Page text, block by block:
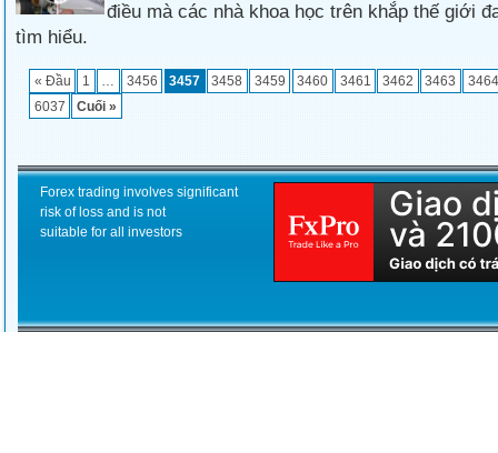
điều mà các nhà khoa học trên khắp thế giới
tìm hiểu.
« Đầu 1 … 3456 3457 3458 3459 3460 3461 3462 3463
3464
6037
Cuối »
Forex trading involves significant
risk of loss and is not
suitable for all investors